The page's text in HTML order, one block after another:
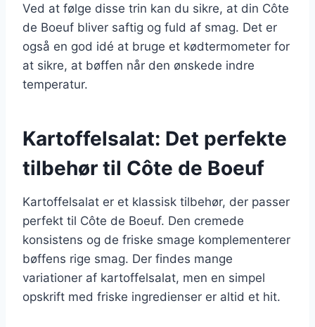
Ved at følge disse trin kan du sikre, at din Côte
de Boeuf bliver saftig og fuld af smag. Det er
også en god idé at bruge et kødtermometer for
at sikre, at bøffen når den ønskede indre
temperatur.
Kartoffelsalat: Det perfekte
tilbehør til Côte de Boeuf
Kartoffelsalat er et klassisk tilbehør, der passer
perfekt til Côte de Boeuf. Den cremede
konsistens og de friske smage komplementerer
bøffens rige smag. Der findes mange
variationer af kartoffelsalat, men en simpel
opskrift med friske ingredienser er altid et hit.